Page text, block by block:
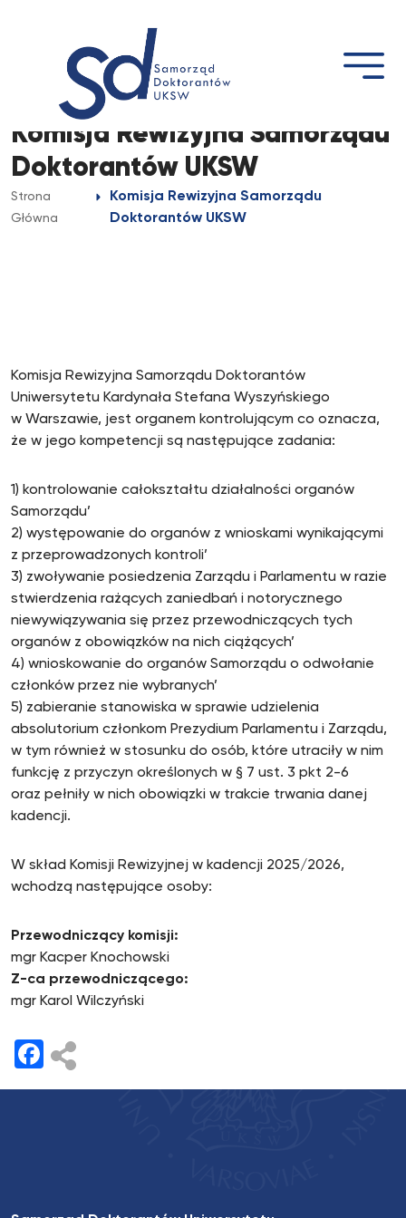
Komisja Rewizyjna Samorządu
Doktorantów UKSW
Strona
Główna
Komisja Rewizyjna Samorządu
Doktorantów UKSW
Komisja Rewizyjna Samorządu Doktorantów
Uniwersytetu Kardynała Stefana Wyszyńskiego
w Warszawie, jest organem kontrolującym co oznacza,
że w jego kompetencji są następujące zadania:
1) kontrolowanie całokształtu działalności organów
Samorządu’
2) występowanie do organów z wnioskami wynikającymi
z przeprowadzonych kontroli’
3) zwoływanie posiedzenia Zarządu i Parlamentu w razie
stwierdzenia rażących zaniedbań i notorycznego
niewywiązywania się przez przewodniczących tych
organów z obowiązków na nich ciążących’
4) wnioskowanie do organów Samorządu o odwołanie
członków przez nie wybranych’
5) zabieranie stanowiska w sprawie udzielenia
absolutorium członkom Prezydium Parlamentu i Zarządu,
w tym również w stosunku do osób, które utraciły w nim
funkcję z przyczyn określonych w § 7 ust. 3 pkt 2-6
oraz pełniły w nich obowiązki w trakcie trwania danej
kadencji.
W skład Komisji Rewizyjnej w kadencji 2025/2026,
wchodzą następujące osoby:
Przewodniczący komisji:
mgr Kacper Knochowski
Z-ca przewodniczącego:
mgr Karol Wilczyński
Facebook